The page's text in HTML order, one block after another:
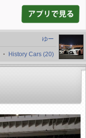
ゆー
・ History Cars (20)